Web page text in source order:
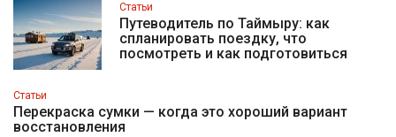
Статьи
Путеводитель по Таймыру: как
спланировать поездку, что
посмотреть и как подготовиться
Статьи
Перекраска сумки — когда это хороший вариант
восстановления